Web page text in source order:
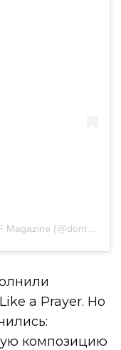
a Prayer. Но
композицию